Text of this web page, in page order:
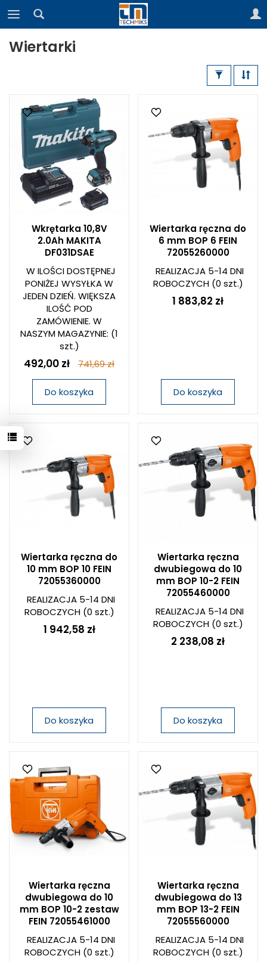
Wiertarki
Wkrętarka 10,8V
2.0Ah MAKITA
DF031DSAE
W ILOŚCI DOSTĘPNEJ
PONIŻEJ WYSYŁKA W
JEDEN DZIEŃ. WIĘKSZA
ILOŚĆ POD
ZAMÓWIENIE. W
NASZYM MAGAZYNIE: (1
szt.)
492,00 zł 741,69 zł
Do koszyka
Wiertarka ręczna do
6 mm BOP 6 FEIN
72055260000
REALIZACJA 5-14 DNI
ROBOCZYCH(0 szt.)
1 883,82 zł
Do koszyka
Wiertarka ręczna do
10 mm BOP 10 FEIN
72055360000
REALIZACJA 5-14 DNI
ROBOCZYCH(0 szt.)
1 942,58 zł
Do koszyka
Wiertarka ręczna
dwubiegowa do 10
mm BOP 10-2 FEIN
72055460000
REALIZACJA 5-14 DNI
ROBOCZYCH(0 szt.)
2 238,08 zł
Do koszyka
Wiertarka ręczna
dwubiegowa do 10
mm BOP 10-2 zestaw
FEIN 72055461000
REALIZACJA 5-14 DNI
ROBOCZYCH(0 szt.)
Wiertarka ręczna
dwubiegowa do 13
mm BOP 13-2 FEIN
72055560000
REALIZACJA 5-14 DNI
ROBOCZYCH(0 szt.)